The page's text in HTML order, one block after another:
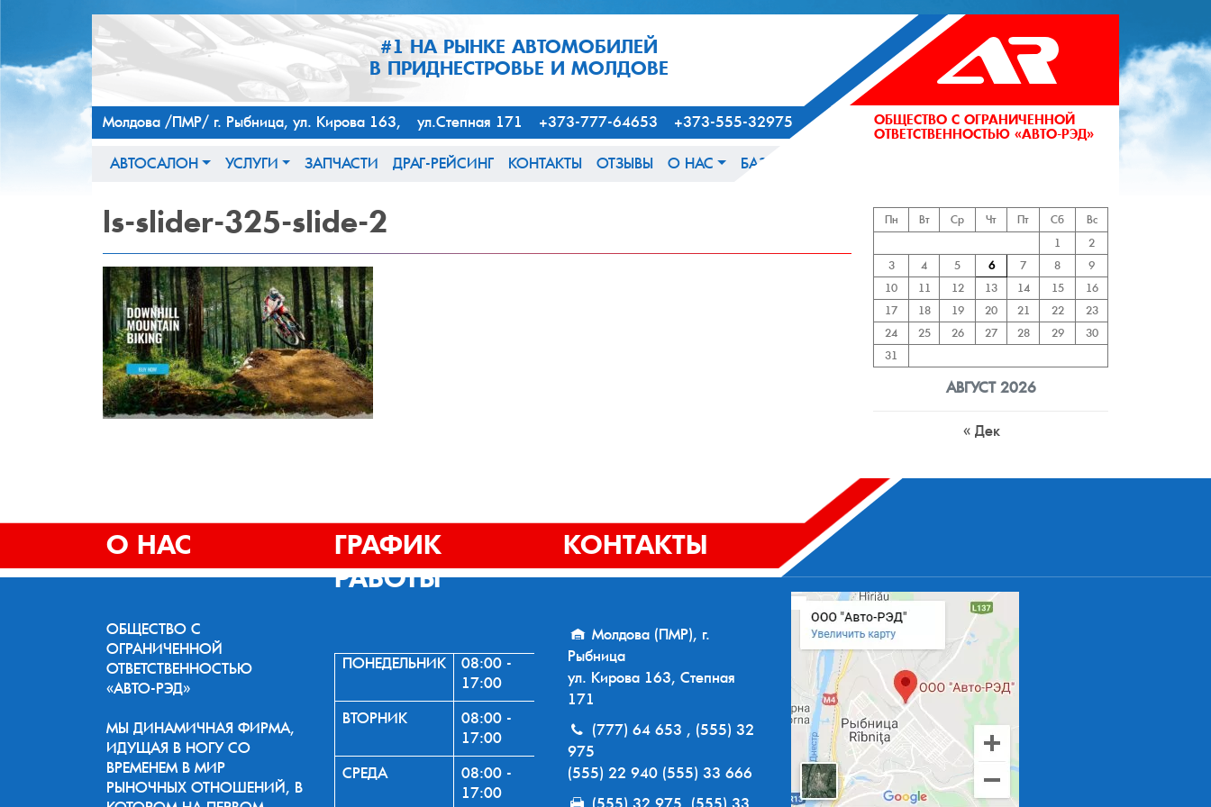
#1 НА РЫНКЕ АВТОМОБИЛЕЙ
В ПРИДНЕСТРОВЬЕ И МОЛДОВЕ
ОБЩЕСТВО С ОГРАНИЧЕННОЙ
ОТВЕТСТВЕННОСТЬЮ «АВТО-РЭД»
Молдова /ПМР/ г. Рыбница, ул. Кирова 163, ул.Степная 171 +373-777-64653 +373-555-32975
АВТОСАЛОН УСЛУГИ ЗАПЧАСТИ ДРАГ-РЕЙСИНГ КОНТАКТЫ ОТЗЫВЫ О НАС БАЗА ЗНАНИЙ
ls-slider-325-slide-2
АВГУСТ 2026
Пн Вт Ср Чт Пт Сб
Вс
1
2
3
4 5 6 7 8
9
10
11 12 13 14 15
16
17
18 19 20 21 22
23
24
25 26 27 28 29
30
31
« Дек
О НАС
ОБЩЕСТВО С
ОГРАНИЧЕННОЙ
ОТВЕТСТВЕННОСТЬЮ
«АВТО-РЭД»
МЫ ДИНАМИЧНАЯ ФИРМА,
ИДУЩАЯ В НОГУ СО
ВРЕМЕНЕМ В МИР
РЫНОЧНЫХ ОТНОШЕНИЙ, В
ГРАФИК
РАБОТЫ
ПОНЕДЕЛЬНИК
08:00 -
17:00
ВТОРНИК
08:00 -
17:00
СРЕДА
08:00 -
17:00
КОНТАКТЫ
Молдова (ПМР), г.
Рыбница
ул. Кирова 163, Степная
171
(777) 64 653 , (555) 32
975
(555) 22 940 (555) 33 666